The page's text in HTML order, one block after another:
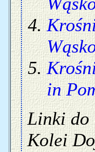
in
Linki do
Kolei